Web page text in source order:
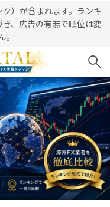
）が含まれます。ランキ
、広告の有無で順位は変